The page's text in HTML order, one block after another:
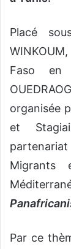
Placé
Faso en
organisée
et
Migrants
Par ce